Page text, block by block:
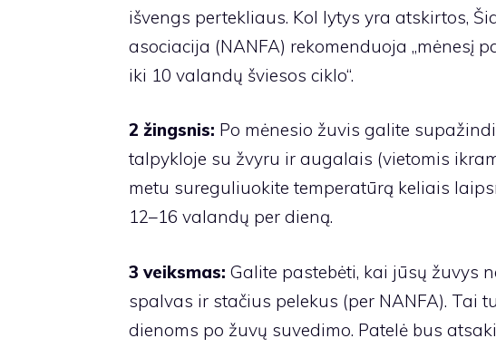
išvengs pertekliaus. Kol lytys yra atskirtos,
asociacija (NANFA) rekomenduoja „mėnesį
iki 10 valandų šviesos ciklo“.
2 žingsnis: Po mėnesio žuvis galite
talpykloje su žvyru ir augalais (vietomis
metu sureguliuokite temperatūrą keliais
12–16 valandų per dieną.
3 veiksmas: Galite pastebėti, kai jūsų žuvys
spalvas ir stačius pelekus (per NANFA). Tai
dienoms po žuvų suvedimo. Patelė bus